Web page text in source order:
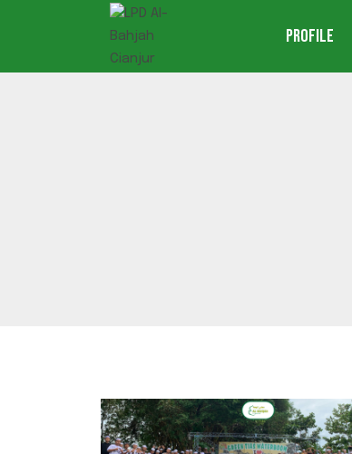
PROFILE